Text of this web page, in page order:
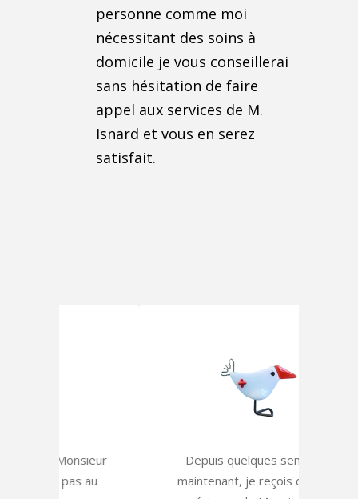
personne comme moi
nécessitant des soins à
domicile je vous conseillerai
sans hésitation de faire
appel aux services de M.
Isnard et vous en serez
satisfait.
Depuis quelques semaines
maintenant, je reçois de l’aide